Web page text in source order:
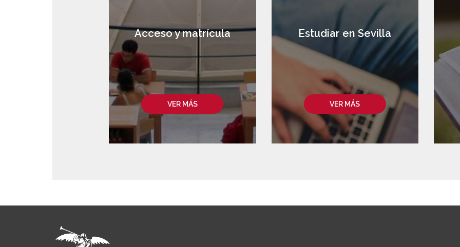
VER MÁS
Acceso y matrícula
VER MÁS
Estudiar en Sevilla